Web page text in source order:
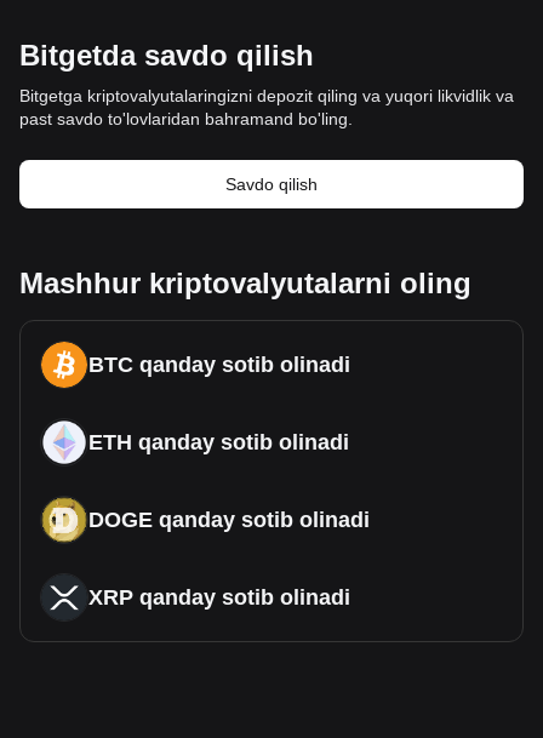
Bitgetda savdo qilish
Bitgetga kriptovalyutalaringizni depozit qiling va yuqori likvidlik va
past savdo to'lovlaridan bahramand bo'ling.
Savdo qilish
Mashhur kriptovalyutalarni oling
BTC qanday sotib olinadi
ETH qanday sotib olinadi
DOGE qanday sotib olinadi
XRP qanday sotib olinadi